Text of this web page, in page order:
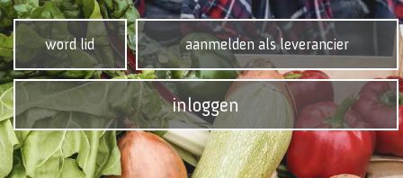
word lid aanmelden als leverancier
inloggen